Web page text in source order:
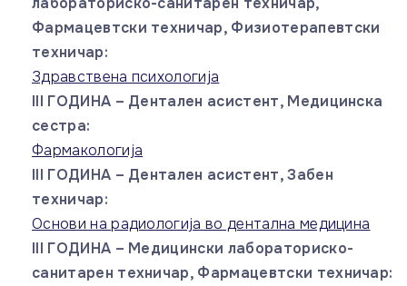
Фармацевтски техничар, Физиотерапевтски
техничар:
Здравствена психологија
III ГОДИНА – Дентален асистент, Медицинска
сестра:
Фармакологија
III ГОДИНА – Дентален асистент, Забен
техничар:
Основи на радиологија во дентална медицина
III ГОДИНА – Медицински лабораториско-
санитарен техничар, Фармацевтски техничар: